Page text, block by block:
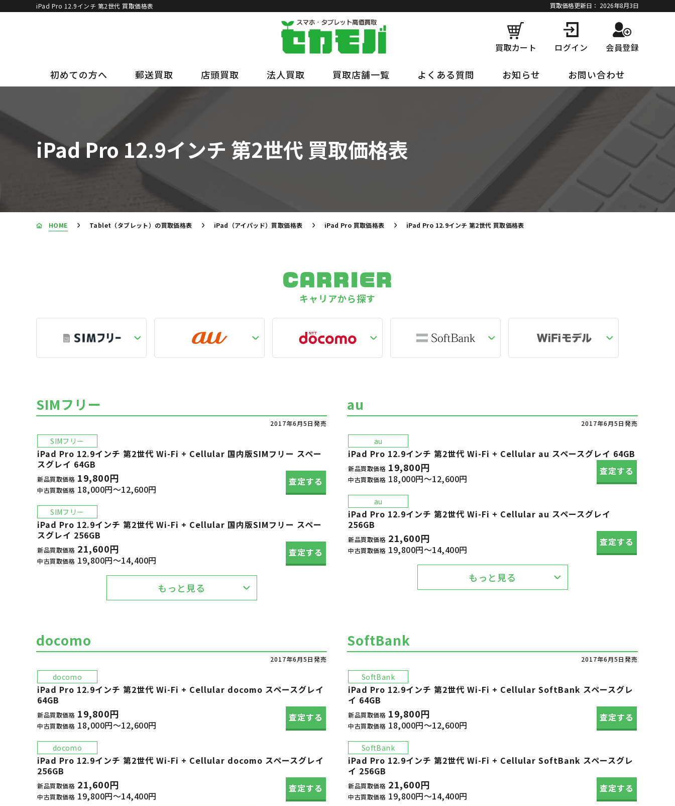
買取価格更新日： 2026年8月3日
iPad Pro 12.9インチ 第2世代 買取価格表
買取カート ログイン 会員登録
初めての方へ 郵送買取 店頭買取 法人買取 買取店舗一覧 よくある質問 お知らせ お問い合わせ
iPad Pro 12.9インチ 第2世代 買取価格表
HOME Tablet（タブレット）の買取価格表 iPad（アイパッド）買取価格表 iPad Pro 買取価格表 iPad Pro 12.9インチ 第2世代 買取価格表
CARRIER
キャリアから探す
SIMフリー
2017年6月5日発売
SIMフリー
iPad Pro 12.9インチ 第2世代 Wi-Fi + Cellular 国内版SIMフリー スペー
スグレイ 64GB
新品買取価格 19,800円
中古買取価格 18,000円～12,600円
査定する
SIMフリー
iPad Pro 12.9インチ 第2世代 Wi-Fi + Cellular 国内版SIMフリー スペー
スグレイ 256GB
新品買取価格 21,600円
中古買取価格 19,800円～14,400円
査定する
もっと見る
au
2017年6月5日発売
au
iPad Pro 12.9インチ 第2世代 Wi-Fi + Cellular au スペースグレイ 64GB
新品買取価格 19,800円
中古買取価格 18,000円～12,600円
査定する
au
iPad Pro 12.9インチ 第2世代 Wi-Fi + Cellular au スペースグレイ
256GB
新品買取価格 21,600円
中古買取価格 19,800円～14,400円
査定する
もっと見る
docomo
2017年6月5日発売
docomo
iPad Pro 12.9インチ 第2世代 Wi-Fi + Cellular docomo スペースグレイ
64GB
新品買取価格 19,800円
中古買取価格 18,000円～12,600円
査定する
docomo
iPad Pro 12.9インチ 第2世代 Wi-Fi + Cellular docomo スペースグレイ
256GB
新品買取価格 21,600円
中古買取価格 19,800円～14,400円
査定する
SoftBank
2017年6月5日発売
SoftBank
iPad Pro 12.9インチ 第2世代 Wi-Fi + Cellular SoftBank スペースグレ
イ 64GB
新品買取価格 19,800円
中古買取価格 18,000円～12,600円
査定する
SoftBank
iPad Pro 12.9インチ 第2世代 Wi-Fi + Cellular SoftBank スペースグレ
イ 256GB
新品買取価格 21,600円
中古買取価格 19,800円～14,400円
査定する